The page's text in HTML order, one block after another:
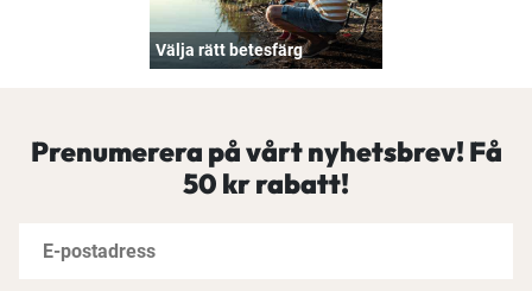
Välja rätt betesfärg
Prenumerera på vårt nyhetsbrev! Få
50 kr rabatt!